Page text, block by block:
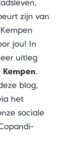
zijn van
jou! In
uitleg
.
blog,
het
sociale